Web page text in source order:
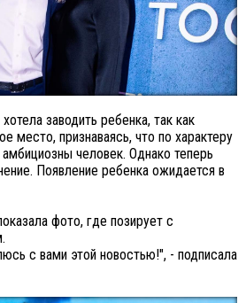
заводить ребенка, так как
место, признаваясь, что по характеру
человек. Однако теперь
Появление ребенка ожидается в
фото, где позирует с
с вами этой новостью!", - подписала